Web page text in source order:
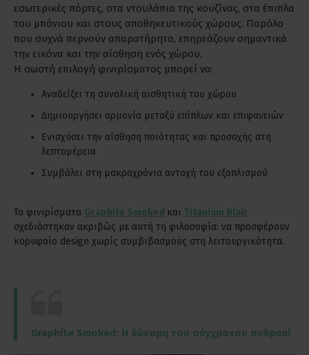
εσωτερικές πόρτες, στα ντουλάπια της κουζίνας, στα έπιπλα
του μπάνιου και στους αποθηκευτικούς χώρους. Παρόλο
που συχνά περνούν απαρατήρητα, επηρεάζουν σημαντικά
την εικόνα και την αίσθηση ενός χώρου.
Η σωστή επιλογή φινιρίσματος μπορεί να:
Αναδείξει τη συνολική αισθητική του χώρου
Δημιουργήσει αρμονία μεταξύ επίπλων και επιφανειών
Ενισχύσει την αίσθηση ποιότητας και προσοχής στη
λεπτομέρεια
Συμβάλει στη μακροχρόνια αντοχή του εξοπλισμού
Τα φινιρίσματα Graphite Smoked και Titanium Blair
σχεδιάστηκαν ακριβώς με αυτή τη φιλοσοφία: να προσφέρουν
κορυφαίο design χωρίς συμβιβασμούς στη λειτουργικότητα.
Graphite Smoked: Η δύναμη του σύγχρονου ανθρακί